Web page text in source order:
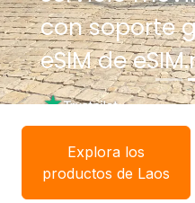
con soporte
eSIM de
con soporte
eSIM de
Explora los
productos de Laos